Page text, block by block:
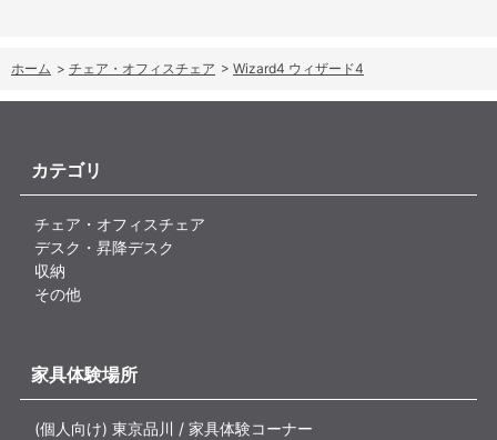
ホーム > チェア・オフィスチェア > Wizard4 ウィザード4
カテゴリ
チェア・オフィスチェア
デスク・昇降デスク
収納
その他
家具体験場所
(個人向け) 東京品川 / 家具体験コーナー